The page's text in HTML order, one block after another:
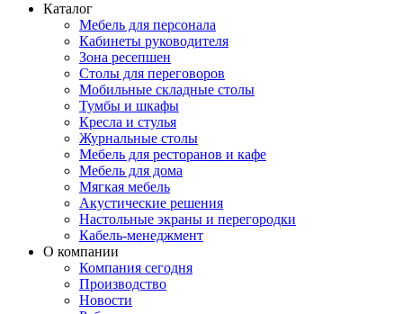
Каталог
Мебель для персонала
Кабинеты руководителя
Зона ресепшен
Столы для переговоров
Мобильные складные столы
Тумбы и шкафы
Кресла и стулья
Журнальные столы
Мебель для ресторанов и кафе
Мебель для дома
Мягкая мебель
Акустические решения
Настольные экраны и перегородки
Кабель-менеджмент
О компании
Компания сегодня
Производство
Новости